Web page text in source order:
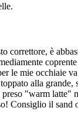
correttore, è
coprente
le mie occhiaie
alla grande,
"warm latte"
Consiglio il sand